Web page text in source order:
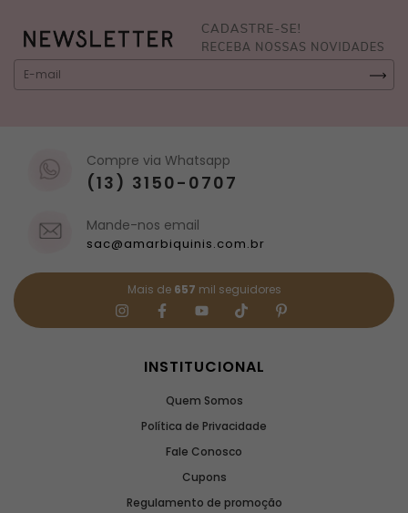
Compre via Whatsapp
(13) 3150-0707
Mande-nos email
sac@amarbiquinis.com.br
Mais de 657 mil seguidores
INSTITUCIONAL
Quem Somos
Política de Privacidade
Fale Conosco
Cupons
Regulamento de promoção